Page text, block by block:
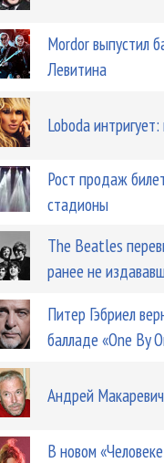
Mordor выпустил
Левитина
Loboda
Рост продаж
стадионы
The Beatles
ранее не
Питер Гэбриел
балладе «One By
Андрей
В новом